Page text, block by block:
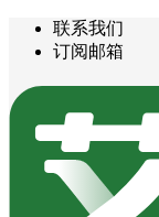
联系我们
订阅邮箱